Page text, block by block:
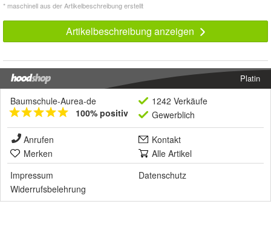
* maschinell aus der Artikelbeschreibung erstellt
Artikelbeschreibung anzeigen
Platin
Baumschule-Aurea-de
100% positiv
1242 Verkäufe
Gewerblich
Anrufen
Kontakt
Merken
Alle Artikel
Impressum
Datenschutz
Widerrufsbelehrung